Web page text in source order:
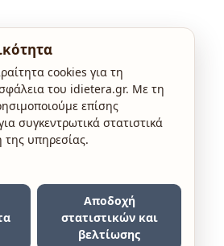
cookies για τη
του idietera.gr. Με τη
επίσης
συγκεντρωτικά στατιστικά
της υπηρεσίας.
Αποδοχή
στατιστικών και
βελτίωσης